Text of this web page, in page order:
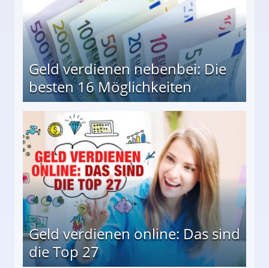
Geld verdienen nebenbei: Die
besten 16 Möglichkeiten
Geld verdienen online: Das sind
die Top 27